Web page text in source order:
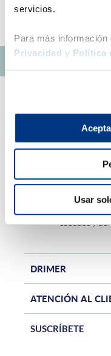
servicios.
Para más información
Privacidad y Política
Usar
Central
Sábados y
DRIMER
ATENCIÓN AL
SUSCRÍBETE